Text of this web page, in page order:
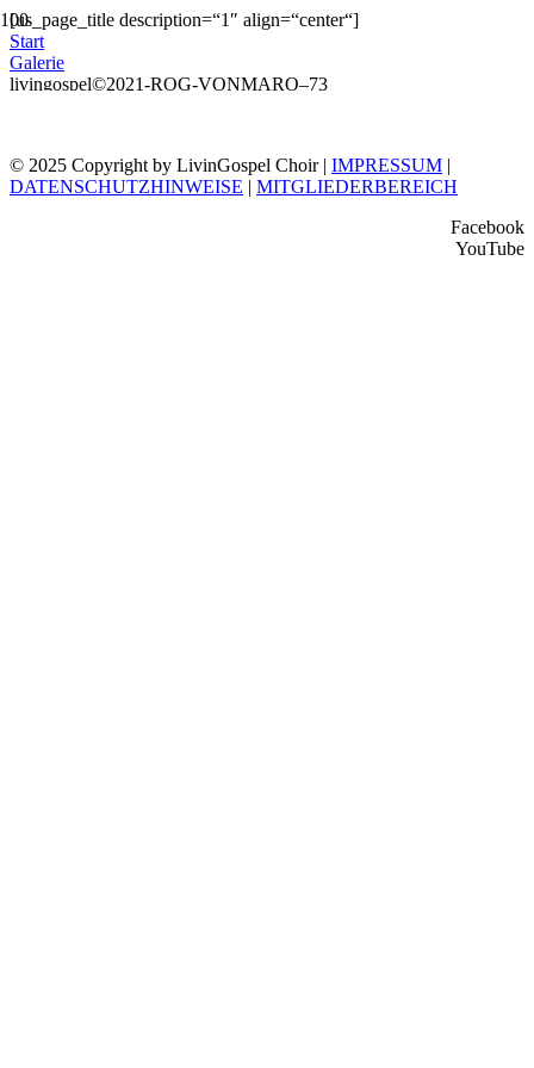
[us_page_title description=“1″ align=“center“]
Start
Galerie
livingospel©2021-ROG-VONMARO–73
© 2025 Copyright by LivinGospel Choir | IMPRESSUM |
DATENSCHUTZHINWEISE | MITGLIEDERBEREICH
Facebook
YouTube